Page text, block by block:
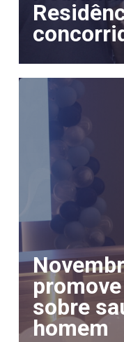
sobre
homem